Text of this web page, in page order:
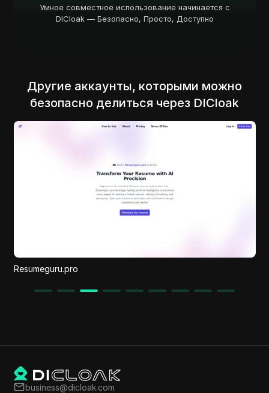
Умное совместное использование начинается с
DICloak — Безопасно, Просто, Доступно
Другие аккаунты, которыми можно
безопасно делиться через DICloak
SPY Hero
business@dicloak.com